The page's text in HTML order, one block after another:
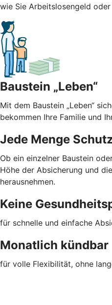
wie Sie Arbeitslosengeld
Baustein „Leben“
Mit dem Baustein „Leben“
bekommen Ihre Familie und
Jede Menge
Ob ein einzelner Baustein
Höhe der Absicherung und
herausnehmen.
Keine
für schnelle und einfache
Monatlich kündbar
für volle Flexibilität, ohne